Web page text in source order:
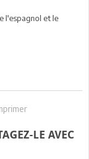
l'espagnol et le
LE AVEC